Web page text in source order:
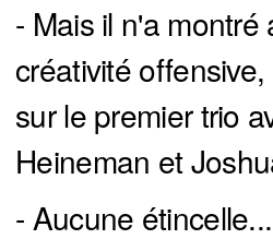
- Mais il n'a montré
créativité
sur le premier trio
Heineman et
- Aucune étincelle...